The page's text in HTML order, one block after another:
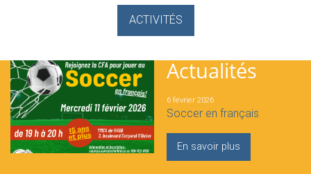
ACTIVITÉS
Actualités
6 février 2026
Soccer en français
En savoir plus